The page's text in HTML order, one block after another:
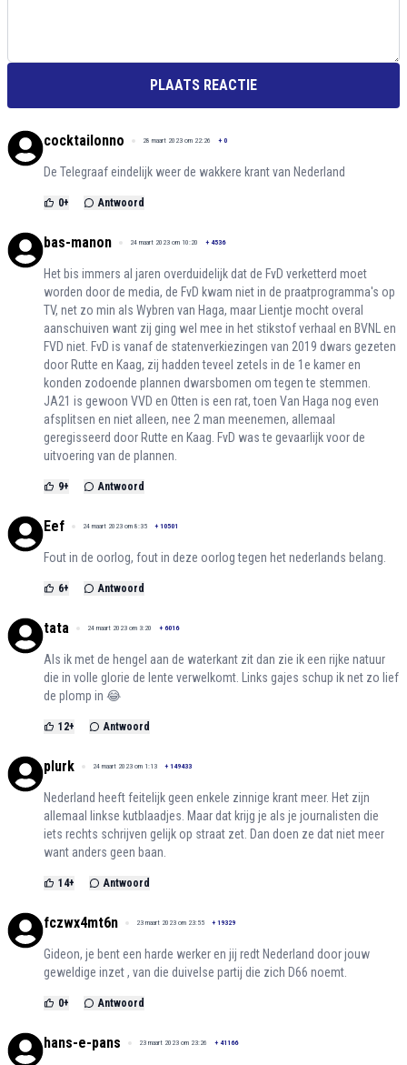
PLAATS REACTIE
cocktailonno 28 maart 2023 om 22:26 + 0
De Telegraaf eindelijk weer de wakkere krant van Nederland
0+ Antwoord
bas-manon 24 maart 2023 om 10:20 + 4536
Het bis immers al jaren overduidelijk dat de FvD verketterd moet
worden door de media, de FvD kwam niet in de praatprogramma's op
TV, net zo min als Wybren van Haga, maar Lientje mocht overal
aanschuiven want zij ging wel mee in het stikstof verhaal en BVNL en
FVD niet. FvD is vanaf de statenverkiezingen van 2019 dwars gezeten
door Rutte en Kaag, zij hadden teveel zetels in de 1e kamer en
konden zodoende plannen dwarsbomen om tegen te stemmen.
JA21 is gewoon VVD en Otten is een rat, toen Van Haga nog even
afsplitsen en niet alleen, nee 2 man meenemen, allemaal
geregisseerd door Rutte en Kaag. FvD was te gevaarlijk voor de
uitvoering van de plannen.
9+ Antwoord
Eef 24 maart 2023 om 8:35 + 10501
Fout in de oorlog, fout in deze oorlog tegen het nederlands belang.
6+ Antwoord
tata 24 maart 2023 om 3:20 + 6016
Als ik met de hengel aan de waterkant zit dan zie ik een rijke natuur
die in volle glorie de lente verwelkomt. Links gajes schup ik net zo lief
de plomp in 😂
12+ Antwoord
plurk 24 maart 2023 om 1:13 + 149433
Nederland heeft feitelijk geen enkele zinnige krant meer. Het zijn
allemaal linkse kutblaadjes. Maar dat krijg je als je journalisten die
iets rechts schrijven gelijk op straat zet. Dan doen ze dat niet meer
want anders geen baan.
14+ Antwoord
fczwx4mt6n 23 maart 2023 om 23:55 + 19329
Gideon, je bent een harde werker en jij redt Nederland door jouw
geweldige inzet , van die duivelse partij die zich D66 noemt.
0+ Antwoord
hans-e-pans 23 maart 2023 om 23:26 + 41166